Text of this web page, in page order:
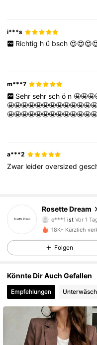
i***s
Richtig h ü bsch
m***7
Sehr sehr sch ö n
a***2
Zwar leideroversized
Rosette Dream
3***3 ist am
4,59
1.9K
4,59 1.9K
4,59 1.9K Follower
18K+ Kürzlich
Folgen
Könnte Dir Auch Gefallen
Empfehlungen